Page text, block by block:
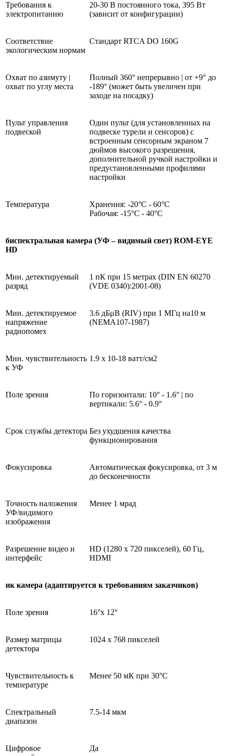
Требования к
электропитанию
20-30 В постоянного тока, 395 Вт
(зависит от конфигурации)
Соответствие
экологическим нормам
Стандарт RTCA DO 160G
Охват по азимуту |
охват по углу места
Полный 360° непрерывно | от +9° до
-189° (может быть увеличен при
заходе на посадку)
Пульт управления
подвеской
Один пульт (для установленных на
подвеске турели и сенсоров) с
встроенным сенсорным экраном 7
дюймов высокого разрешения,
дополнительной ручкой настройки и
предустановленными профилями
настройки
Температура
Хранения: -20°C - 60°C
Рабочая: -15°C - 40°C
биспектральная камера (УФ – видимый свет) ROM-EYE
HD
Мин. детектируемый
разряд
1 пК при 15 метрах (DIN EN 60270
(VDE 0340):2001-08)
Мин. детектируемое
напряжение
радиопомех
3.6 дБμВ (RIV) при 1 МГц на10 м
(NEMA107-1987)
Мин. чувствительность
к УФ
1.9 x 10-18 ватт/см2
Поле зрения
По горизонтали: 10° - 1.6° | по
вертикали: 5.6° - 0.9°
Срок службы детектора Без ухудшения качества
функционирования
Фокусировка
Автоматическая фокусировка, от 3 м
до бесконечности
Точность наложения
УФ/видимого
изображения
Менее 1 мрад
Разрешение видео и
интерфейс
HD (1280 x 720 пикселей), 60 Гц,
HDMI
ик камера (адаптируется к требованиям заказчиков)
Поле зрения 16°x 12°
Размер матрицы
детектора
1024 x 768 пикселей
Чувствительность к
температуре
Менее 50 мК при 30°C
Спектральный
диапазон
7.5-14 мкм
Цифровое
Да